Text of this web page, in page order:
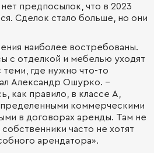
предпосылок, что в 2023
Сделок стало больше, но они
наиболее востребованы.
с отделкой и мебелью уходят
где нужно что-то
Александр Ошурко. -
как правило, в классе А,
коммерческими
в договорах аренды. Там не
часто не хотят
арендатора».